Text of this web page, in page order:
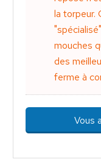
la torpeur.
mouches
des
ferme à
Vous